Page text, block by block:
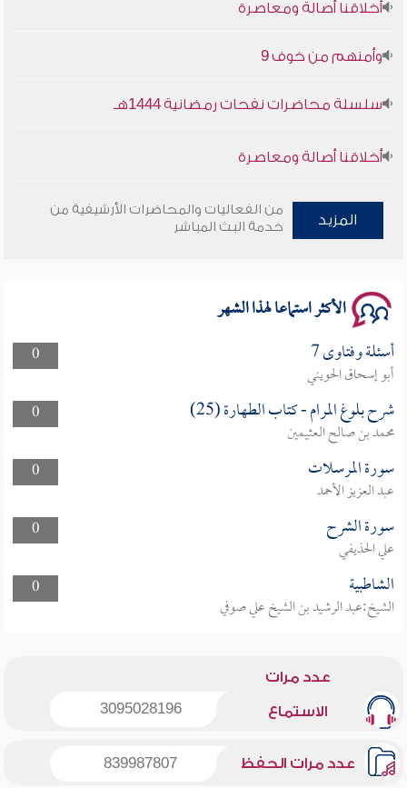
سلسلة محاضرات نفحات رمضانية 1444هـ
المزيد
من الفعاليات والمحاضرات الأرشيفية من
خدمة البث المباشر
الأكثر استماعا لهذا الشهر
0 أسئلة وفتاوى 7
أبو إسحاق الحويني
0
شرح بلوغ المرام - كتاب الطهارة (25)
محمد بن صالح العثيمين
0
سورة المرسلات
عبد العزيز الأحمد
0
سورة الشرح
علي الحذيفي
0
الشاطبية
الشيخ:عبد الرشيد بن الشيخ علي صوفي
عدد مرات
الاستماع 3095028196
عدد مرات الحفظ 839987807